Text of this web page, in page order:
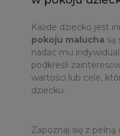
Każde dziecko jest
pokoju malucha są
nadać mu
podkreśli
wartości lub cele,
dziecku.
Zapoznaj się z pełną